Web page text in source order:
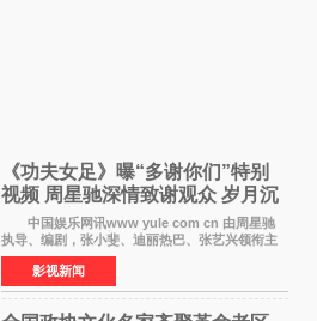
《功夫女足》曝“多谢你们”特别
视频 周星驰深情致谢观众 岁月沉
淀不灭初心
中国娱乐网讯www yule com cn 由周星驰
执导、编剧，张小斐、迪丽热巴、张艺兴领衔主
演，刘嘉玲、佐藤健特别出演，艾米、雪野、蔡
思贝、胡予安、倪好特别介绍的喜剧电影《功夫
女足》释出多谢你
影视新闻